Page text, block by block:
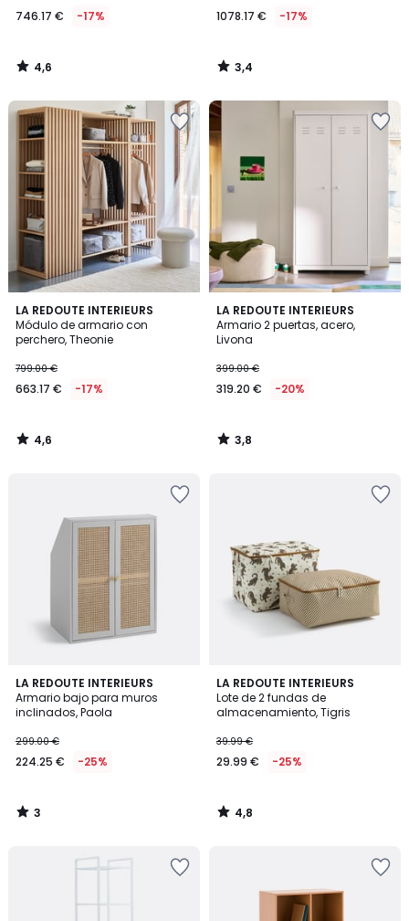
746.17 € -17%
4,6
/
1078.17 € -17%
3,4
/
LA REDOUTE INTERIEURS
Módulo de armario con
perchero, Theonie
799.00 €
663.17 € -17%
4,6
/ 5
4,6
/
LA REDOUTE INTERIEURS
Armario 2 puertas, acero,
Livona
399.00 €
319.20 € -20%
3,8
/ 5
3,8
/
LA REDOUTE INTERIEURS
Armario bajo para muros
inclinados, Paola
299.00 €
224.25 € -25%
3
/
5
3
/
LA REDOUTE INTERIEURS
Lote de 2 fundas de
almacenamiento, Tigris
39.99 €
29.99 € -25%
4,8
/ 5
4,8
/